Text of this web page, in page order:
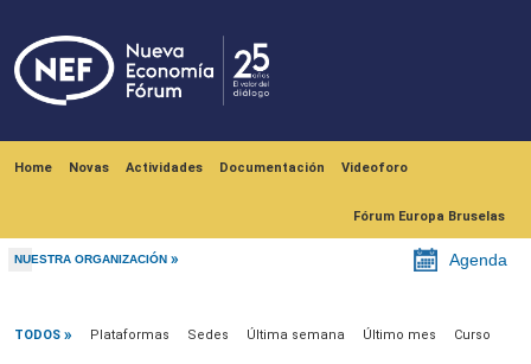
Home Novas Actividades Documentación Videoforo
Fórum Europa Bruselas
NUESTRA ORGANIZACIÓN Agenda
TODOS Plataformas Sedes Última semana Último mes Curso